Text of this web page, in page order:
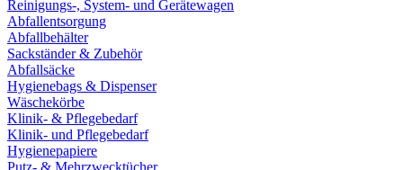
Reinigungs-, System- und Gerätewagen
Abfallentsorgung
Abfallbehälter
Sackständer & Zubehör
Abfallsäcke
Hygienebags & Dispenser
Wäschekörbe
Klinik- & Pflegebedarf
Klinik- und Pflegebedarf
Hygienepapiere